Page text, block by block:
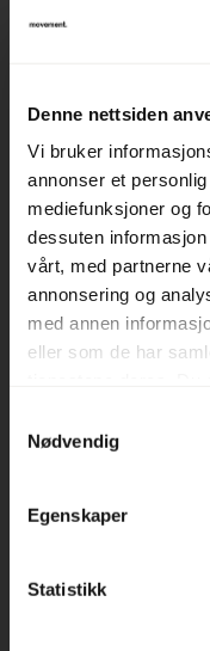
Denne nettsiden
Vi bruker
annonser et
mediefunksjoner og
dessuten
vårt, med partnerne
annonsering og
med annen
eller som de har
Nødvendig
Egenskaper
Statistikk
Understell i aluminium
Evt avbildede stoler
Husk at alle våre
kontakt med oss for
behov for hjelp til
Se også våre andre
møtebord og
Trenger du